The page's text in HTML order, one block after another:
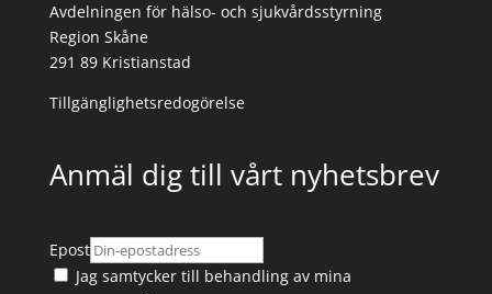
Avdelningen för hälso- och sjukvårdsstyrning
Region Skåne
291 89 Kristianstad
Tillgänglighetsredogörelse
Anmäl dig till vårt nyhetsbrev
Epost
Jag samtycker till behandling av mina